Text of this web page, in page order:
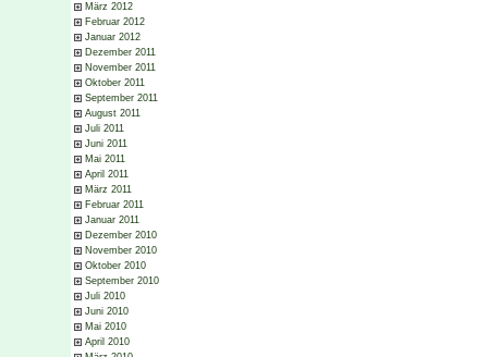
März 2012
Februar 2012
Januar 2012
Dezember 2011
November 2011
Oktober 2011
September 2011
August 2011
Juli 2011
Juni 2011
Mai 2011
April 2011
März 2011
Februar 2011
Januar 2011
Dezember 2010
November 2010
Oktober 2010
September 2010
Juli 2010
Juni 2010
Mai 2010
April 2010